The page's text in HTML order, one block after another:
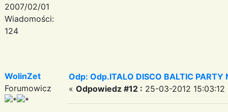
2007/02/01
Wiadomości:
124
WolinZet
Forumowicz
Odp: Odp.ITALO DISCO BALTIC PARTY
« Odpowiedz #12 : 25-03-2012 15:03:12